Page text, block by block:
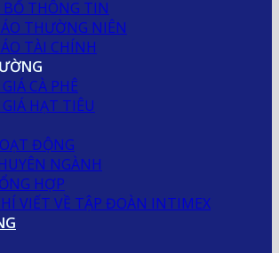
BỐ THÔNG TIN
THƯỜNG NIÊN
TÀI CHÍNH
CÀ PHÊ
HẠT TIÊU
ĐỘNG
NGÀNH
HỢP
VIẾT VỀ TẬP ĐOÀN INTIMEX